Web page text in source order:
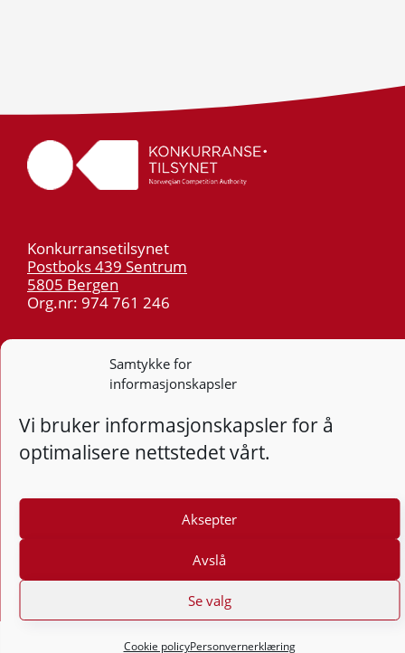
Samtykke for
informasjonskapsler
Vi bruker informasjonskapsler for å
optimalisere nettstedet vårt.
Aksepter
Avslå
Se valg
Cookie policyPersonvernerklæring
Konkurransetilsynet
Postboks 439 Sentrum
5805 Bergen
Org.nr: 974 761 246
post@kt.no